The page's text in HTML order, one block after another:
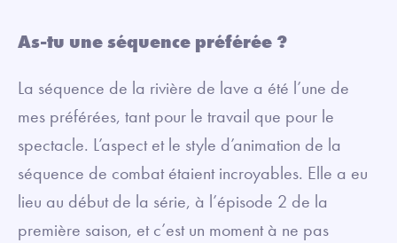
As-tu une séquence préférée ?
La séquence de la rivière de lave a été l’une de
mes préférées, tant pour le travail que pour le
spectacle. L’aspect et le style d’animation de la
séquence de combat étaient incroyables. Elle a eu
lieu au début de la série, à l’épisode 2 de la
première saison, et c’est un moment à ne pas